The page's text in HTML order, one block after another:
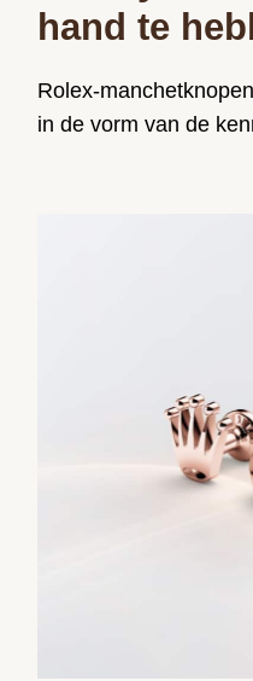
hand te
Rolex-
in de vorm van de